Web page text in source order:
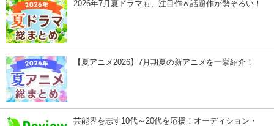
2026年7月夏ドラマも、注目作＆話題作が勢ぞろい！
【夏アニメ2026】7月期夏の新アニメを一挙紹介！
芸能界を志す10代～20代を応援！オーディション・